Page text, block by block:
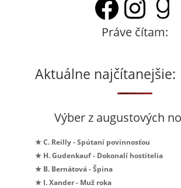
Práve čítam:
Aktuálne najčítanejšie:
Výber z augustových
★ C. Reilly - Spútaní povinnosťou
★ H. Gudenkauf - Dokonalí hostitelia
★ B. Bernátová - Špina
★ I. Xander - Muž roka